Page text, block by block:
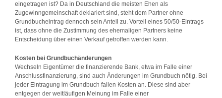
eingetragen ist? Da in Deutschland die meisten Ehen als
Zugewinngemeinschaft deklariert sind, steht dem Partner ohne
Grundbucheintrag dennoch sein Anteil zu. Vorteil eines 50/50-Eintrags
ist, dass ohne die Zustimmung des ehemaligen Partners keine
Entscheidung über einen Verkauf getroffen werden kann.
Kosten bei Grundbuchänderungen
Wechseln Eigentümer die finanzierende Bank, etwa im Falle einer
Anschlussfinanzierung, sind auch Änderungen im Grundbuch nötig. Bei
jeder Eintragung im Grundbuch fallen Kosten an. Diese sind aber
entgegen der weitläufigen Meinung im Falle einer